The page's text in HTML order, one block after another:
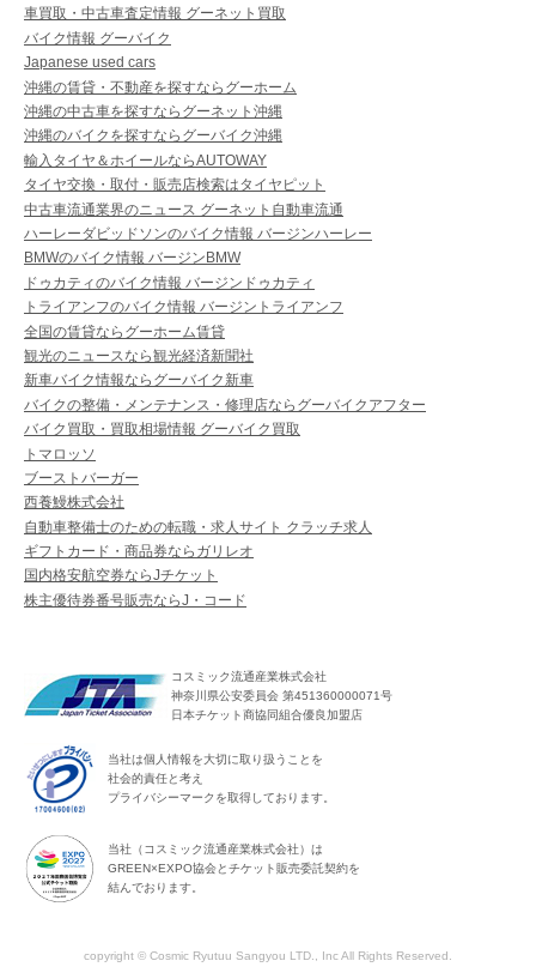
車買取・中古車査定情報 グーネット買取
バイク情報 グーバイク
Japanese used cars
沖縄の賃貸・不動産を探すならグーホーム
沖縄の中古車を探すならグーネット沖縄
沖縄のバイクを探すならグーバイク沖縄
輸入タイヤ＆ホイールならAUTOWAY
タイヤ交換・取付・販売店検索はタイヤピット
中古車流通業界のニュース グーネット自動車流通
ハーレーダビッドソンのバイク情報 バージンハーレー
BMWのバイク情報 バージンBMW
ドゥカティのバイク情報 バージンドゥカティ
トライアンフのバイク情報 バージントライアンフ
全国の賃貸ならグーホーム賃貸
観光のニュースなら観光経済新聞社
新車バイク情報ならグーバイク新車
バイクの整備・メンテナンス・修理店ならグーバイクアフター
バイク買取・買取相場情報 グーバイク買取
トマロッソ
ブーストバーガー
西養鰻株式会社
自動車整備士のための転職・求人サイト クラッチ求人
ギフトカード・商品券ならガリレオ
国内格安航空券ならJチケット
株主優待券番号販売ならJ・コード
コスミック流通産業株式会社
神奈川県公安委員会 第451360000071号
日本チケット商協同組合優良加盟店
当社は個人情報を大切に取り扱うことを
社会的責任と考え
プライバシーマークを取得しております。
当社（コスミック流通産業株式会社）は
GREEN×EXPO協会とチケット販売委託契約を
結んでおります。
copyright © Cosmic Ryutuu Sangyou LTD., Inc All Rights Reserved.